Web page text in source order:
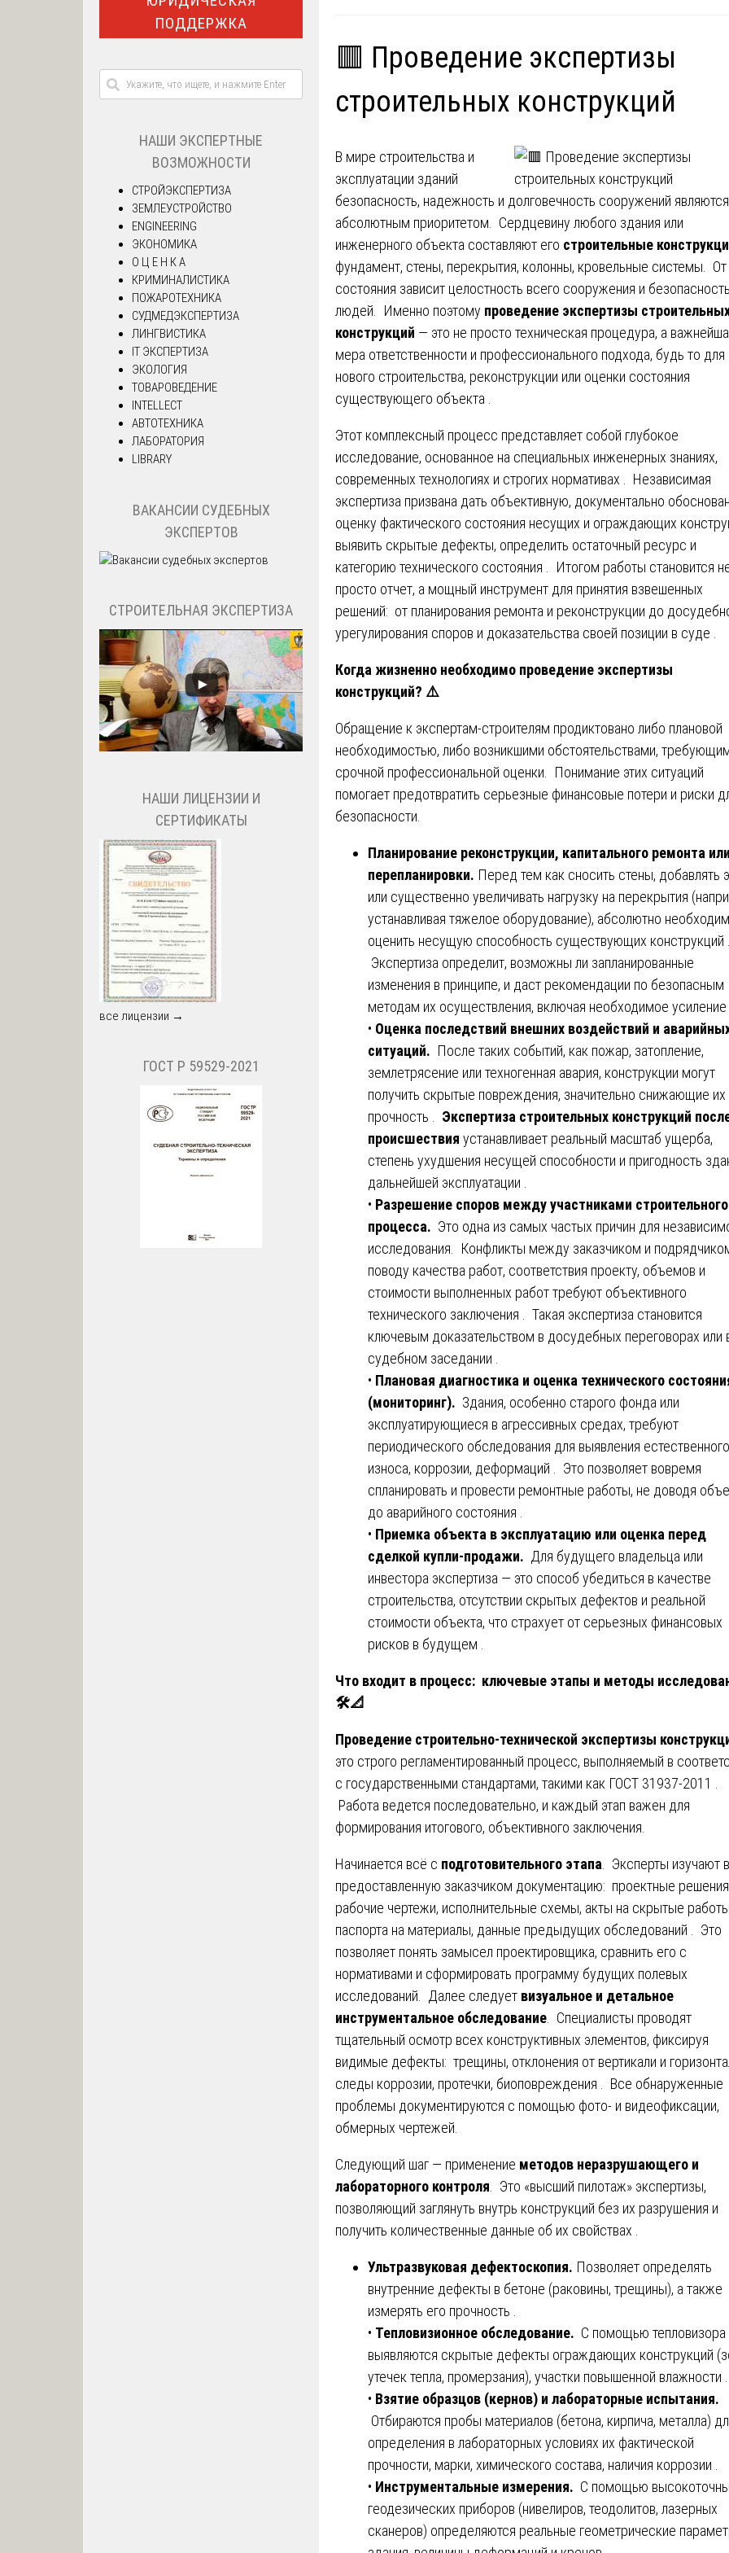
🟥 Проведение экспертизы
строительных конструкций
В мире строительства и
эксплуатации зданий
безопасность, надежность и долговечность сооружений являются
абсолютным приоритетом. Сердцевину любого здания или
инженерного объекта составляют его строительные
фундамент, стены, перекрытия, колонны, кровельные системы. От
состояния зависит целостность всего сооружения и безопасность
людей. Именно поэтому проведение экспертизы
конструкций — это не просто техническая процедура, а
мера ответственности и профессионального подхода, будь то для
нового строительства, реконструкции или оценки состояния
существующего объекта .
Этот комплексный процесс представляет собой глубокое
исследование, основанное на специальных инженерных знаниях,
современных технологиях и строгих нормативах . Независимая
экспертиза призвана дать объективную, документально
оценку фактического состояния несущих и ограждающих
выявить скрытые дефекты, определить остаточный ресурс и
категорию технического состояния . Итогом работы становится
просто отчет, а мощный инструмент для принятия взвешенных
решений: от планирования ремонта и реконструкции до
урегулирования споров и доказательства своей позиции в суде .
Когда жизненно необходимо проведение экспертизы
конструкций? ⚠️
Обращение к экспертам-строителям продиктовано либо плановой
необходимостью, либо возникшими обстоятельствами,
срочной профессиональной оценки. Понимание этих ситуаций
помогает предотвратить серьезные финансовые потери и риски
безопасности.
Планирование реконструкции, капитального ремонта или
перепланировки. Перед тем как сносить стены, добавлять
или существенно увеличивать нагрузку на перекрытия
устанавливая тяжелое оборудование), абсолютно
оценить несущую способность существующих конструкций .
Экспертиза определит, возможны ли запланированные
изменения в принципе, и даст рекомендации по безопасным
методам их осуществления, включая необходимое усиление .
• Оценка последствий внешних воздействий и
ситуаций. После таких событий, как пожар, затопление,
землетрясение или техногенная авария, конструкции могут
получить скрытые повреждения, значительно снижающие их
прочность . Экспертиза строительных конструкций
происшествия устанавливает реальный масштаб ущерба,
степень ухудшения несущей способности и пригодность
дальнейшей эксплуатации .
• Разрешение споров между участниками строительного
процесса. Это одна из самых частых причин для
исследования. Конфликты между заказчиком и
поводу качества работ, соответствия проекту, объемов и
стоимости выполненных работ требуют объективного
технического заключения . Такая экспертиза становится
ключевым доказательством в досудебных переговорах или
судебном заседании .
• Плановая диагностика и оценка технического
(мониторинг). Здания, особенно старого фонда или
эксплуатирующиеся в агрессивных средах, требуют
периодического обследования для выявления естественного
износа, коррозии, деформаций . Это позволяет вовремя
спланировать и провести ремонтные работы, не доводя
до аварийного состояния .
• Приемка объекта в эксплуатацию или оценка перед
сделкой купли-продажи. Для будущего владельца или
инвестора экспертиза — это способ убедиться в качестве
строительства, отсутствии скрытых дефектов и реальной
стоимости объекта, что страхует от серьезных финансовых
рисков в будущем .
Что входит в процесс: ключевые этапы и методы
🛠📐
Проведение строительно-технической экспертизы
это строго регламентированный процесс, выполняемый в
с государственными стандартами, такими как ГОСТ 31937-2011 .
Работа ведется последовательно, и каждый этап важен для
формирования итогового, объективного заключения.
Начинается всё с подготовительного этапа . Эксперты изучают
предоставленную заказчиком документацию: проектные
рабочие чертежи, исполнительные схемы, акты на скрытые
паспорта на материалы, данные предыдущих обследований . Это
позволяет понять замысел проектировщика, сравнить его с
нормативами и сформировать программу будущих полевых
исследований. Далее следует визуальное и детальное
инструментальное обследование . Специалисты проводят
тщательный осмотр всех конструктивных элементов, фиксируя
видимые дефекты: трещины, отклонения от вертикали и
следы коррозии, протечки, биоповреждения . Все обнаруженные
проблемы документируются с помощью фото- и видеофиксации,
обмерных чертежей.
Следующий шаг — применение методов неразрушающего и
лабораторного контроля . Это «высший пилотаж» экспертизы,
позволяющий заглянуть внутрь конструкций без их разрушения и
получить количественные данные об их свойствах .
Ультразвуковая дефектоскопия. Позволяет определять
внутренние дефекты в бетоне (раковины, трещины), а также
измерять его прочность .
• Тепловизионное обследование. С помощью тепловизора
выявляются скрытые дефекты ограждающих конструкций
утечек тепла, промерзания), участки повышенной влажности .
• Взятие образцов (кернов) и лабораторные испытания.
Отбираются пробы материалов (бетона, кирпича, металла)
определения в лабораторных условиях их фактической
прочности, марки, химического состава, наличия коррозии .
• Инструментальные измерения. С помощью
геодезических приборов (нивелиров, теодолитов, лазерных
сканеров) определяются реальные геометрические
ПОДДЕРЖКА
НАШИ ЭКСПЕРТНЫЕ
ВОЗМОЖНОСТИ
СТРОЙЭКСПЕРТИЗА
ЗЕМЛЕУСТРОЙСТВО
ENGINEERING
ЭКОНОМИКА
О Ц Е Н К А
КРИМИНАЛИСТИКА
ПОЖАРОТЕХНИКА
СУДМЕДЭКСПЕРТИЗА
ЛИНГВИСТИКА
IT ЭКСПЕРТИЗА
ЭКОЛОГИЯ
ТОВАРОВЕДЕНИЕ
INTELLECT
АВТОТЕХНИКА
ЛАБОРАТОРИЯ
LIBRARY
ВАКАНСИИ СУДЕБНЫХ
ЭКСПЕРТОВ
СТРОИТЕЛЬНАЯ ЭКСПЕРТИЗА
НАШИ ЛИЦЕНЗИИ И
СЕРТИФИКАТЫ
все лицензии →
ГОСТ Р 59529-2021